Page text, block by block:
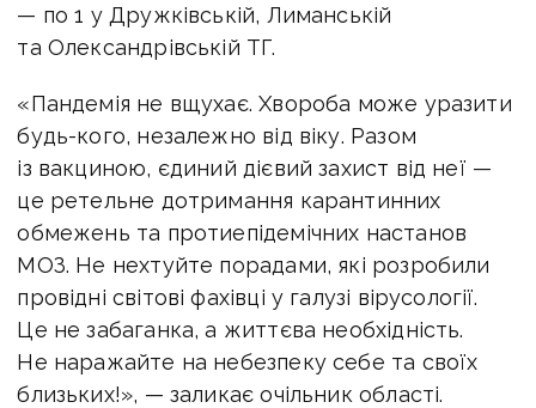
— по 1 у Дружківській, Лиманській
та Олександрівській ТГ.
«Пандемія не вщухає. Хвороба може уразити
будь-кого, незалежно від віку. Разом
із вакциною, єдиний дієвий захист від неї —
це ретельне дотримання карантинних
обмежень та протиепідемічних настанов
МОЗ. Не нехтуйте порадами, які розробили
провідні світові фахівці у галузі вірусології.
Це не забаганка, а життєва необхідність.
Не наражайте на небезпеку себе та своїх
близьких!», — заликає очільник області.